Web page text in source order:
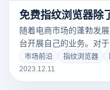
免费指纹浏览器除
随着电商市场的蓬勃发
台开展自己的业务。对
之外，还必须防止账户
这种情况下，免费指纹
市场前沿 指纹浏览器
2023.12.11